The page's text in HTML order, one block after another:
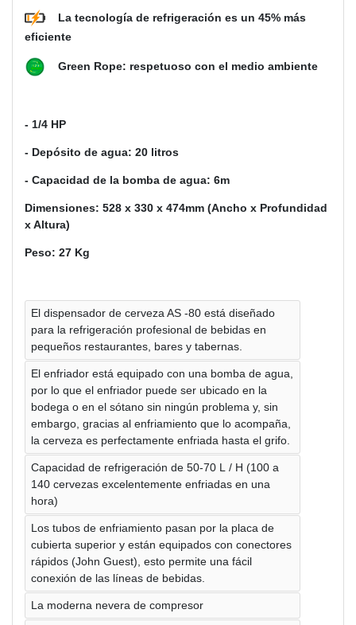
La tecnología de refrigeración es un 45% más
eficiente
Green Rope: respetuoso con el medio ambiente
- 1/4 HP
- Depósito de agua: 20 litros
- Capacidad de la bomba de agua: 6m
Dimensiones: 528 x 330 x 474mm (Ancho x Profundidad
x Altura)
Peso: 27 Kg
El dispensador de cerveza AS -80 está diseñado
para la refrigeración profesional de bebidas en
pequeños restaurantes, bares y tabernas.
El enfriador está equipado con una bomba de agua,
por lo que el enfriador puede ser ubicado en la
bodega o en el sótano sin ningún problema y, sin
embargo, gracias al enfriamiento que lo acompaña,
la cerveza es perfectamente enfriada hasta el grifo.
Capacidad de refrigeración de 50-70 L / H (100 a
140 cervezas excelentemente enfriadas en una
hora)
Los tubos de enfriamiento pasan por la placa de
cubierta superior y están equipados con conectores
rápidos (John Guest), esto permite una fácil
conexión de las líneas de bebidas.
La moderna nevera de compresor